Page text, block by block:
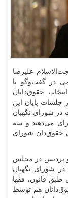
علیرضا
در گفت‌وگو با
حقوق‌دانان
پایان این
شورای نگهبان
رای می‌دهند و سه
حقوق‌دان شورای
و پردیس در مجلس
شورای نگهبان
قانون، فقها
هم توسط